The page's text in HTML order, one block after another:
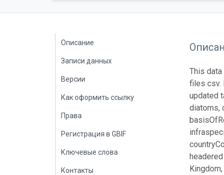
Описание
Записи данных
Версии
Как оформить ссылку
Права
Регистрация в GBIF
Ключевые слова
Контакты
This
files csv.
updated
diatoms,